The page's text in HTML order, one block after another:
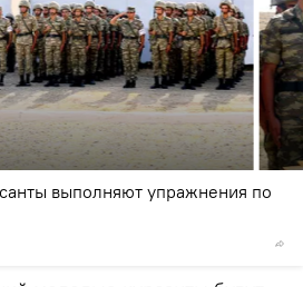
выполняют упражнения по